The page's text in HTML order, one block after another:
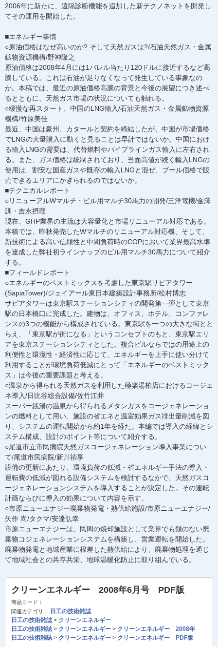
2006年に新たに、遠隔診断機能を追加した新テクノネットを開発し
てその運用を開始した。
■エネルギー事情
○原油価格はなぜ高いのか? そして天然ガスは?/石油天然ガス・金属
鉱物資源機構/野神隆之
原油価格は2008年4月には1バレル当たり120ドルに接近するなど高
騰している。これは石油が足りなくなって発生している事象なの
か。本稿では、最近の原油価格高騰の背景と今後の展望につき述べ
るとともに、天然ガス市場の状況についても触れる。
○緩慢な再スタート、中国のLNG輸入/石油天然ガス・金属鉱物資源
機構/竹原美佳
最近、中国は豪州、カタールと契約を締結したが、中国が市場価格
でLNGの大量購入に動くと見ることは早計ではないか。中国におけ
る輸入LNGの需要は、代替燃料やパイプラインガス輸入に左右され
る。また、ガス価格は統制されており、当面高値が続く輸入LNGの
使用は、割安な国産ガスや既存の輸入LNGと混ぜ、プール価格で販
売できるエリアにかぎられるのではないか。
■テクニカルレポート
○リニューアルWマルチ・ビル用マルチ30馬力の開発/三洋電機/金澤
訓・吉永摂理
現在、GHP業界の主流は大容量化と市場リニューアル対応である。
本稿では、昨秋発売したWマルチのリニューアル対応機、そして、
新技術による高い信頼性と中間負荷時のCOPにおいて業界最高水準
を達成した弊社初ラインナップのビル用マルチ30馬力について紹介
する。
■フィールドレポート
○エネルギーのベストミックスを考慮した東京駅サピアタワー
(SapiaTower)/ジェイアール東日本建築設計事務所/松村博志
サピアタワーは東京駅ステーションシティの開発第一弾として東京
駅の日本橋口に完成した。建物は、オフィス、ホテル、コンファレ
ンスの3つの機能から構成されている。東京駅を一つの大きな街とと
らえ、「東京駅が街になる」というコンセプトのもと、東京駅エリ
アを東京ステーションシティとした。複合ビルならではの用途上の
利便性と環境性・経済性に応じて、エネルギーを上手に使い分けて
利用することが環境負荷低減にとって「エネルギーのベストミック
ス」は今後の重要課題と考える。
○温泉から得られる天然ガスを利用した極楽湯柏店におけるコージェ
ネ導入/日比谷総合設備/佐竹江井
スーパー銭湯の温泉から得られるメタンガスをコージェネレーショ
ンの燃料として用い、施設の省エネと温室効果ガス排出量削減を図
り、システムの運転開始から約1年を経た。本編では導入の経緯とシ
ステム構成、設計のポイント等について紹介する。
○尾道市立市民病院天然ガスコージェネレーション導入事業につい
て/尾道市民病院/新川禎享
設備の更新にあたり、環境負荷の低減・省エネルギー手法の導入・
運転費の低減が図れる設備システムを検討するなかで、天然ガスコ
ージェネレーションシステムを導入することが決定した。その運転
計画ならびに導入の効果について内容を示す。
○市原ニューエナジー廃棄物発電・熱供給施設/市原ニューエナジー/
矢作 尚/タクマ/安達弘幸
市原ニューエナジーは、民間の焼却施設として業界でも類のない廃
棄物コジェネレーションシステムを構築し、営業運転を開始した。
廃棄物発電と地域産業に根差した熱供給により、廃棄物処理を通じ
て地域社会との共存共栄、地球温暖化防止に取り組んでいる。
クリーンエネルギー 2008年6月号 PDF版
商品コード：
関連カテゴリ：
日工の技術雑誌
日工の技術雑誌> クリーンエネルギー
日工の技術雑誌> クリーンエネルギー > クリーンエネルギー 2008年
日工の技術雑誌> クリーンエネルギー > クリーンエネルギー PDF版